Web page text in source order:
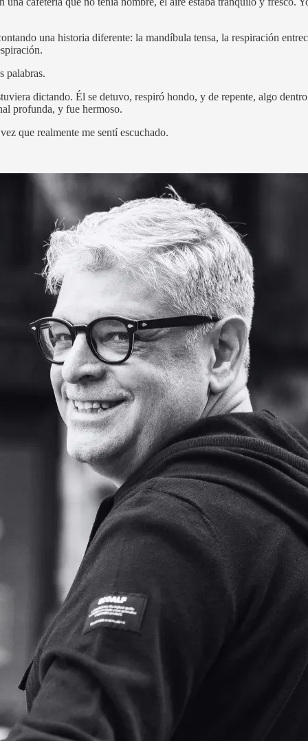
una historia diferente: la mandíbula tensa, la respiración
palabras.
dictando. Él se detuvo, respiró hondo, y de repente, algo
profunda, y fue hermoso.
que realmente me sentí escuchado.